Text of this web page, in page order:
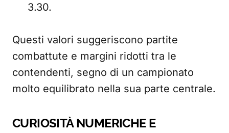
3.30.
Questi valori suggeriscono partite
combattute e margini ridotti tra le
contendenti, segno di un campionato
molto equilibrato nella sua parte centrale.
CURIOSITÀ NUMERICHE E